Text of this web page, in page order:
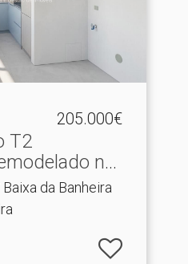
205.000€
T2
da Banheira